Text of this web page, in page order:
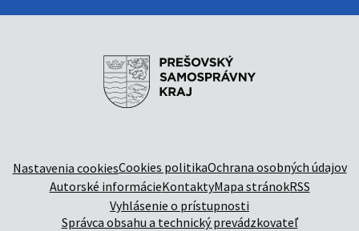
Nastavenia cookiesCookies politikaOchrana osobných údajov
Autorské informácieKontaktyMapa stránokRSS
Vyhlásenie o prístupnosti
Správca obsahu a technický prevádzkovateľ